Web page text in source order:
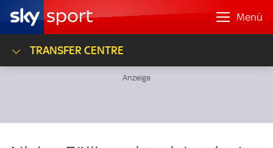
Menü
TRANSFER CENTRE